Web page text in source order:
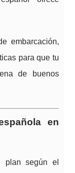
embarcación,
para que tu
de buenos
en
plan según el